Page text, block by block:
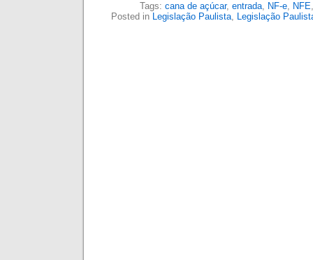
Tags: cana de açúcar, entrada, NF-e, NFE
Posted in Legislação Paulista, Legislação